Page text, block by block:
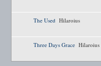
The Used Hilaroius
Three Days Grace Hilaroius